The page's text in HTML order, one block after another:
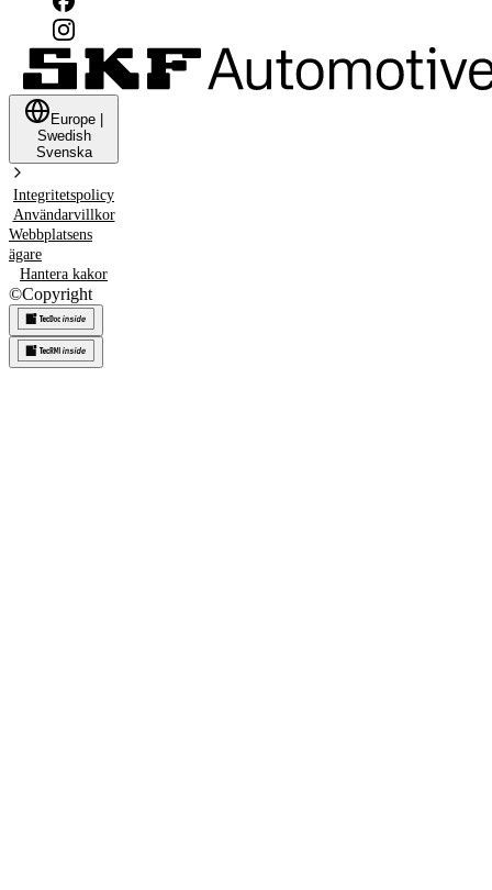
Europe
Swedish
Svenska
Integritetspolicy
Användarvillkor
Webbplatsens
ägare
Hantera kakor
©Copyright